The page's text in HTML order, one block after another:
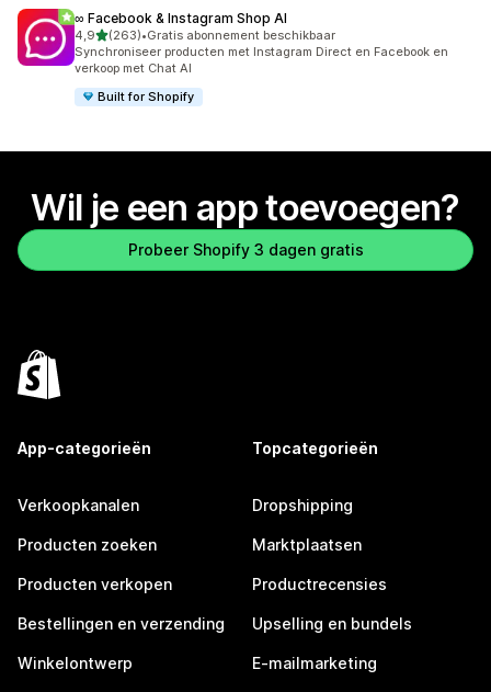
∞ Facebook & Instagram Shop AI
4,9van 5 sterren
(263)
263 recensies in totaal
•Gratis abonnement beschikbaar
Synchroniseer producten met Instagram Direct en Facebook en
verkoop met Chat AI
Built for Shopify
Wil je een app toevoegen?
Probeer Shopify 3 dagen gratis
App-categorieën
Verkoopkanalen
Producten zoeken
Producten verkopen
Bestellingen en verzending
Winkelontwerp
Topcategorieën
Dropshipping
Marktplaatsen
Productrecensies
Upselling en bundels
E-mailmarketing